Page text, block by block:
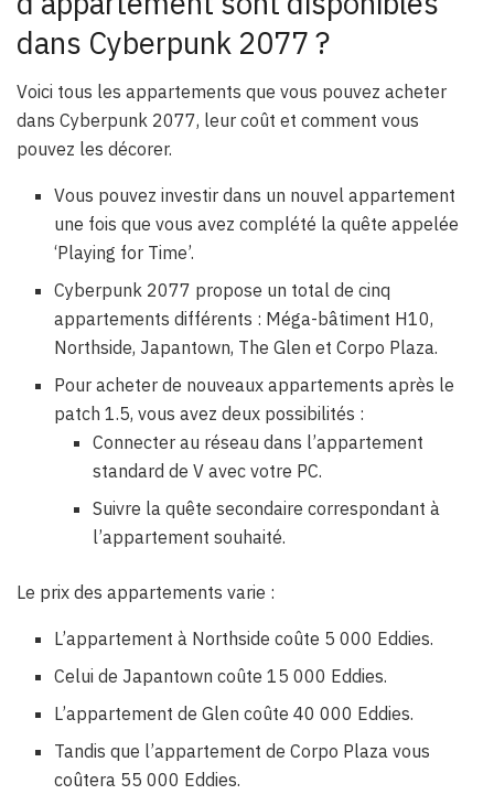
dans Cyberpunk 2077 ?
Voici tous les appartements que vous pouvez acheter
dans Cyberpunk 2077, leur coût et comment vous
pouvez les décorer.
Vous pouvez investir dans un nouvel appartement
une fois que vous avez complété la quête appelée
‘Playing for Time’.
Cyberpunk 2077 propose un total de cinq
appartements différents : Méga-bâtiment H10,
Northside, Japantown, The Glen et Corpo Plaza.
Pour acheter de nouveaux appartements après le
patch 1.5, vous avez deux possibilités :
Connecter au réseau dans l’appartement
standard de V avec votre PC.
Suivre la quête secondaire correspondant à
l’appartement souhaité.
Le prix des appartements varie :
L’appartement à Northside coûte 5 000 Eddies.
Celui de Japantown coûte 15 000 Eddies.
L’appartement de Glen coûte 40 000 Eddies.
Tandis que l’appartement de Corpo Plaza vous
coûtera 55 000 Eddies.